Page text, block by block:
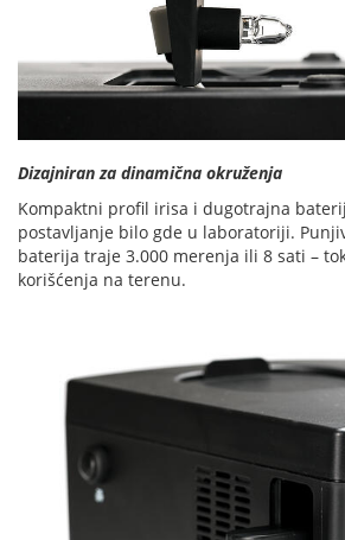
Dizajniran za dinamična okruženja
Kompaktni profil irisa i dugotrajna
postavljanje bilo gde u laboratoriji.
baterija traje 3.000 merenja ili 8 sati –
korišćenja na terenu.